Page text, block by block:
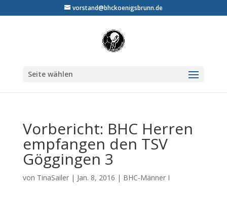
vorstand@bhckoenigsbrunn.de
Seite wählen
Vorbericht: BHC Herren
empfangen den TSV
Göggingen 3
von TinaSailer| Jan. 8, 2016 | BHC-Männer I